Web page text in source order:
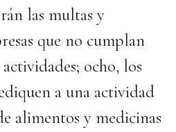
las multas y
que no cumplan
ocho, los
a una actividad
alimentos y medicinas